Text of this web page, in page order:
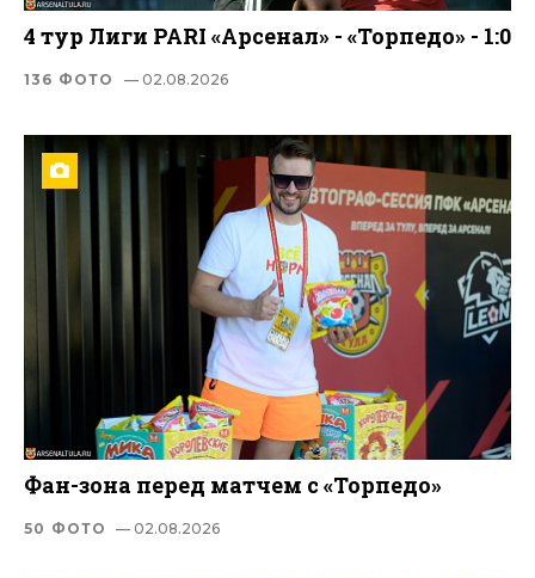
4 тур Лиги PARI «Арсенал» - «Торпедо» - 1:0
136 ФОТО — 02.08.2026
Фан-зона перед матчем с «Торпедо»
50 ФОТО — 02.08.2026